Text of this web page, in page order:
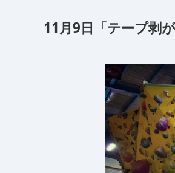
11月9日「テープ剥が